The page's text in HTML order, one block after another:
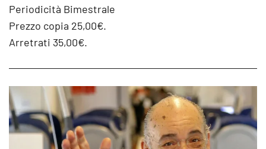
Periodicità Bimestrale
Prezzo copia 25,00€.
Arretrati 35,00€.